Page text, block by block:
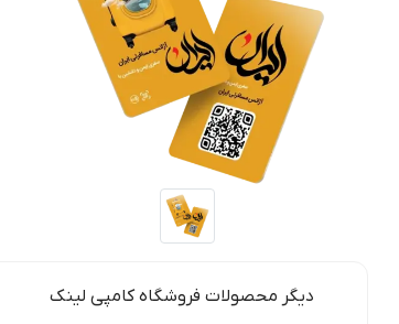
دیگر محصولات فروشگاه کامپی لینک